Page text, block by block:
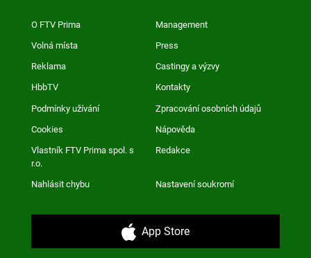
O FTV Prima Management
Volná místa Press
Reklama Castingy a výzvy
HbbTV Kontakty
Podmínky užívání Zpracování osobních údajů
Cookies Nápověda
Vlastník FTV Prima spol. s
r.o.
Redakce
Nahlásit chybu Nastavení soukromí
App Store